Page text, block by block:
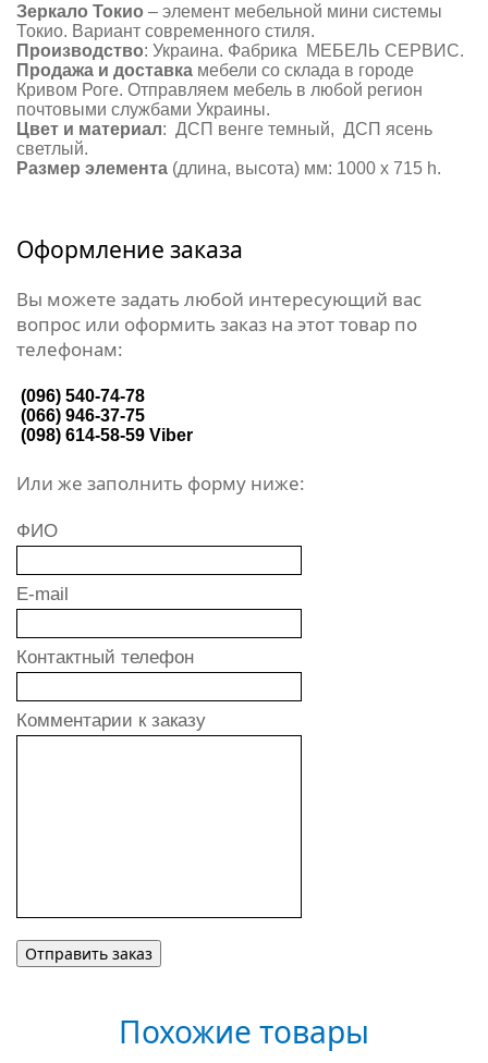
Зеркало Токио – элемент мебельной мини системы
Токио. Вариант современного стиля.
Производство: Украина. Фабрика МЕБЕЛЬ СЕРВИС.
Продажа и доставка мебели со склада в городе
Кривом Роге. Отправляем мебель в любой регион
почтовыми службами Украины.
Цвет и материал: ДСП венге темный, ДСП ясень
светлый.
Размер элемента (длина, высота) мм: 1000 х 715 h.
Оформление заказа
Вы можете задать любой интересующий вас
вопрос или оформить заказ на этот товар по
телефонам:
(096) 540-74-78
(066) 946-37-75
(098) 614-58-59 Viber
Или же заполнить форму ниже:
ФИО
E-mail
Контактный телефон
Комментарии к заказу
Похожие товары